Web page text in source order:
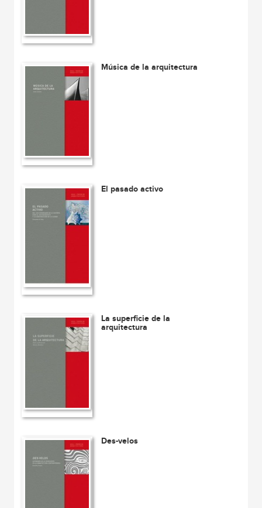
Música de la arquitectura
El pasado activo
La superficie de la
arquitectura
Des-velos